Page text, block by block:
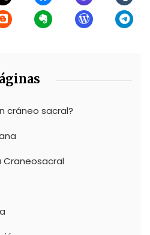
cráneo sacral?
Craneosacral